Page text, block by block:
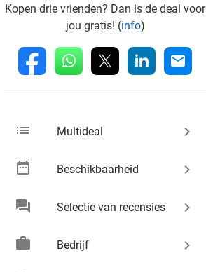
Kopen drie vrienden? Dan is de deal voor
jou gratis! (info)
fb whatsapp linkedin mail
list Multideal keyboard_arrow_right
date_range Beschikbaarheid keyboard_arrow_right
chat Selectie van recensies keyboard_arrow_right
work Bedrijf keyboard_arrow_right